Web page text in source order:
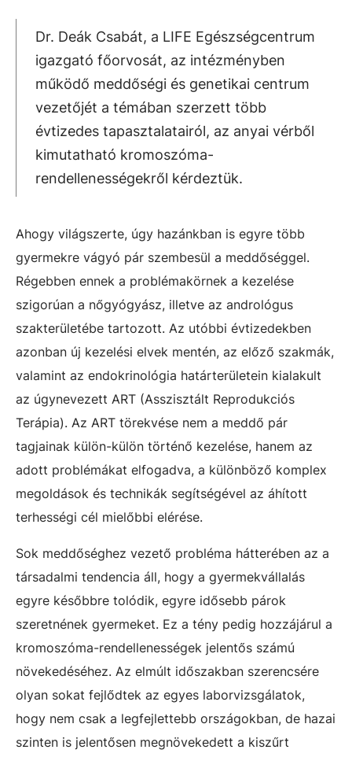
Dr. Deák Csabát, a LIFE Egészségcentrum
igazgató főorvosát, az intézményben
működő meddőségi és genetikai centrum
vezetőjét a témában szerzett több
évtizedes tapasztalatairól, az anyai vérből
kimutatható kromoszóma-
rendellenességekről kérdeztük.
Ahogy világszerte, úgy hazánkban is egyre több
gyermekre vágyó pár szembesül a meddőséggel.
Régebben ennek a problémakörnek a kezelése
szigorúan a nőgyógyász, illetve az andrológus
szakterületébe tartozott. Az utóbbi évtizedekben
azonban új kezelési elvek mentén, az előző szakmák,
valamint az endokrinológia határterületein kialakult
az úgynevezett ART (Asszisztált Reprodukciós
Terápia). Az ART törekvése nem a meddő pár
tagjainak külön-külön történő kezelése, hanem az
adott problémákat elfogadva, a különböző komplex
megoldások és technikák segítségével az áhított
terhességi cél mielőbbi elérése.
Sok meddőséghez vezető probléma hátterében az a
társadalmi tendencia áll, hogy a gyermekvállalás
egyre későbbre tolódik, egyre idősebb párok
szeretnének gyermeket. Ez a tény pedig hozzájárul a
kromoszóma-rendellenességek jelentős számú
növekedéséhez. Az elmúlt időszakban szerencsére
olyan sokat fejlődtek az egyes laborvizsgálatok,
hogy nem csak a legfejlettebb országokban, de hazai
szinten is jelentősen megnövekedett a kiszűrt